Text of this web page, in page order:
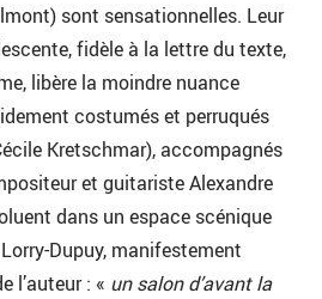
sont sensationnelles. Leur
fidèle à la lettre du texte,
libère la moindre nuance
costumés et perruqués
Kretschmar), accompagnés
et guitariste Alexandre
dans un espace scénique
Dupuy, manifestement
l’auteur : « un salon d’avant la